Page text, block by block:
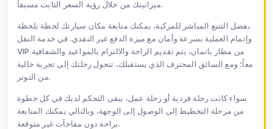
ميزانيتك من خلال رؤية السعر الثابت مسبقاً.
بفضل التتبع المباشر للمركبة، يمكنك متابعة مكان سيارتك لحظة بلحظة
وإتمام العملية بسرعة وأمان مع ميزة الدفع غير النقدي. في خدمة النقل
VIP من مطار باتمان، يتم تقديم الراحة والالتزام بالمواعيد والشفافية
معاً؛ ومع السائق المحترف الذي يستقبلك، تتحول رحلتك إلى تجربة خالية
من التوتر.
سواء كانت رحلة فردية أو رحلة عمل، يبقى التحكم لديك في كل خطوة
من مرحلة التخطيط إلى الوصول إلى الوجهة، وبالتالي يمكنك المتابعة
براحة دون مفاجآت غير متوقعة.